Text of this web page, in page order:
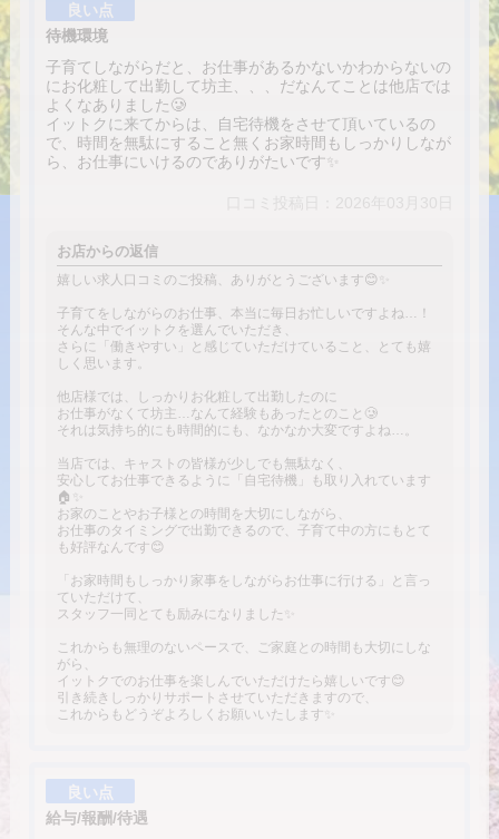
良い点
待機環境
子育てしながらだと、お仕事があるかないかわからないの
にお化粧して出勤して坊主、、、だなんてことは他店では
よくなありました🥲
イットクに来てからは、自宅待機をさせて頂いているの
で、時間を無駄にすること無くお家時間もしっかりしなが
ら、お仕事にいけるのでありがたいです✨️
お店からの返信
嬉しい求人口コミのご投稿、ありがとうございます😊✨
子育てをしながらのお仕事、本当に毎日お忙しいですよね…！
そんな中でイットクを選んでいただき、
さらに「働きやすい」と感じていただけていること、とても嬉
しく思います。
他店様では、しっかりお化粧して出勤したのに
お仕事がなくて坊主…なんて経験もあったとのこと🥲
それは気持ち的にも時間的にも、なかなか大変ですよね…。
当店では、キャストの皆様が少しでも無駄なく、
安心してお仕事できるように「自宅待機」も取り入れています
🏠✨
お家のことやお子様との時間を大切にしながら、
お仕事のタイミングで出勤できるので、子育て中の方にもとて
も好評なんです😊
「お家時間もしっかり家事をしながらお仕事に行ける」と言っ
ていただけて、
スタッフ一同とても励みになりました✨
これからも無理のないペースで、ご家庭との時間も大切にしな
がら、
イットクでのお仕事を楽しんでいただけたら嬉しいです😊
引き続きしっかりサポートさせていただきますので、
これからもどうぞよろしくお願いいたします✨
良い点
給与/報酬/待遇